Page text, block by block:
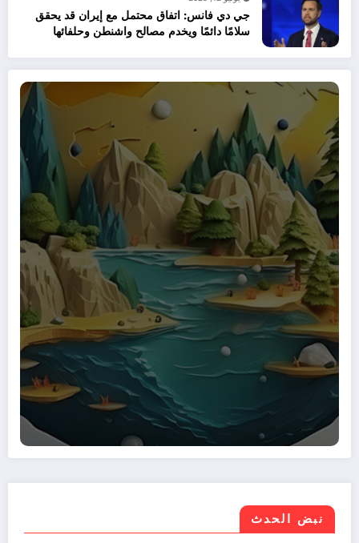
جي دي فانس: اتفاق محتمل مع إيران قد يحقق
سلامًا دائمًا ويخدم مصالح واشنطن وحلفائها
نبض الحدث